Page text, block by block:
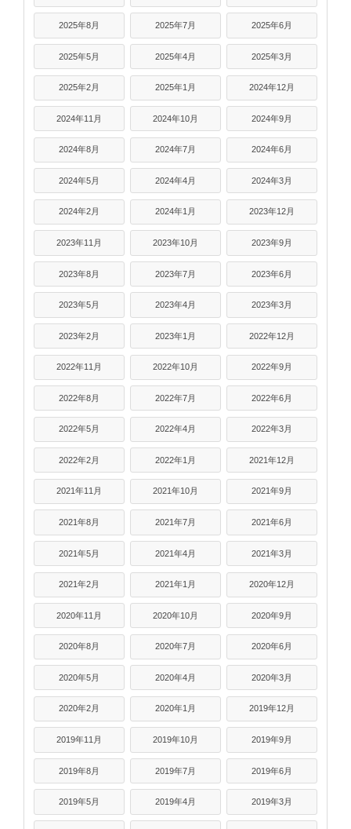
2025年8月 2025年7月 2025年6月
2025年5月 2025年4月 2025年3月
2025年2月 2025年1月 2024年12月
2024年11月 2024年10月 2024年9月
2024年8月 2024年7月 2024年6月
2024年5月 2024年4月 2024年3月
2024年2月 2024年1月 2023年12月
2023年11月 2023年10月 2023年9月
2023年8月 2023年7月 2023年6月
2023年5月 2023年4月 2023年3月
2023年2月 2023年1月 2022年12月
2022年11月 2022年10月 2022年9月
2022年8月 2022年7月 2022年6月
2022年5月 2022年4月 2022年3月
2022年2月 2022年1月 2021年12月
2021年11月 2021年10月 2021年9月
2021年8月 2021年7月 2021年6月
2021年5月 2021年4月 2021年3月
2021年2月 2021年1月 2020年12月
2020年11月 2020年10月 2020年9月
2020年8月 2020年7月 2020年6月
2020年5月 2020年4月 2020年3月
2020年2月 2020年1月 2019年12月
2019年11月 2019年10月 2019年9月
2019年8月 2019年7月 2019年6月
2019年5月 2019年4月 2019年3月